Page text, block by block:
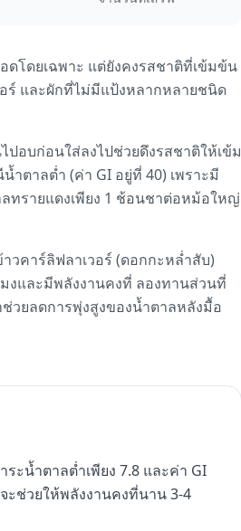
โดยเฉพาะ แต่ยังคงรสชาติที่เข้มข้น
ร์ และผักที่ไม่มีแป้งหลากหลายชนิด
อบก่อนใส่ลงไปช่วยดึงรสชาติให้เข้ม
ตาลต่ำ (ค่า GI อยู่ที่ 40) เพราะมี
ทรายแดงเพียง 1 ช้อนชาต่อหม้อใหญ่
วคาร์ลิฟลาเวอร์ (ดอกกะหล่ำสับ)
และมีพลังงานคงที่ ลองทานส่วนที่
วยลดการพุ่งสูงของน้ำตาลหลังมื้อ
ะน้ำตาลต่ำเพียง 7.8 และค่า GI
ะช่วยให้พลังงานคงที่นาน 3-4